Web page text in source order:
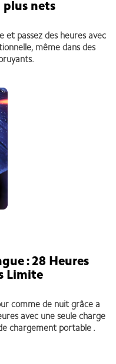
plus nets
et passez des heures avec
même dans des
: 28 Heures
Limite
comme de nuit grâce a
avec une seule charge
chargement portable .